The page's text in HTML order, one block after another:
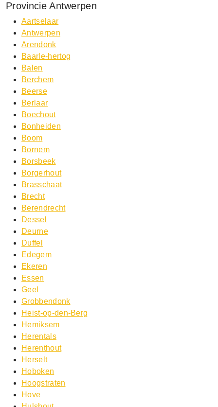
Provincie Antwerpen
Aartselaar
Antwerpen
Arendonk
Baarle-hertog
Balen
Berchem
Beerse
Berlaar
Boechout
Bonheiden
Boom
Bornem
Borsbeek
Borgerhout
Brasschaat
Brecht
Berendrecht
Dessel
Deurne
Duffel
Edegem
Ekeren
Essen
Geel
Grobbendonk
Heist-op-den-Berg
Hemiksem
Herentals
Herenthout
Herselt
Hoboken
Hoogstraten
Hove